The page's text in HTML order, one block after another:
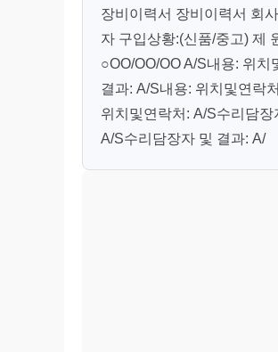
장비이력서 장비이력서 회
자 구입상황:(신품/중고) 제
○OO/OO/OO A/S내용: 위
결과: A/S내용: 위치및연락
위치및연락처: A/S수리담
A/S수리담장자 및 결과: A/